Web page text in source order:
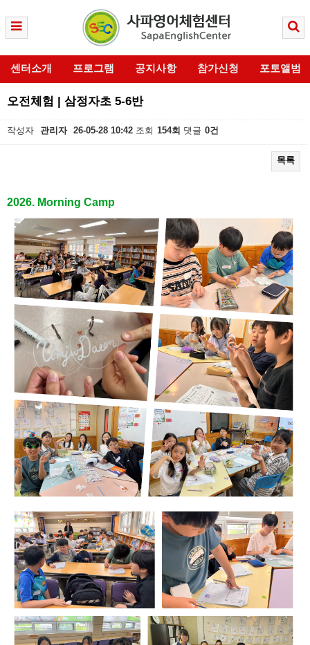
센터소개 프로그램 공지사항 참가신청 포토앨범
오전체험 | 삼정자초 5-6반
작성자 관리자 26-05-28 10:42 조회 154회 댓글 0건
목록
2026. Morning Camp